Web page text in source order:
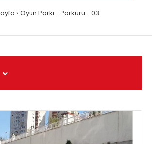
Oyun Parkı - Parkuru - 03